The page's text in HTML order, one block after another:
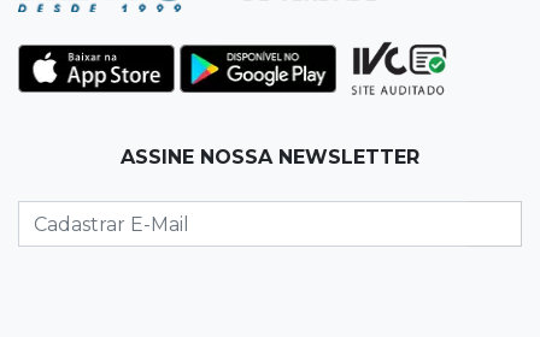
Corinthians vence Bragantino por 2 a 0 e sobe
para 7º no Brasileirão
Na Vila Belmiro
lugar no Brasileirão
ASSINE NOSSA NEWSLETTER